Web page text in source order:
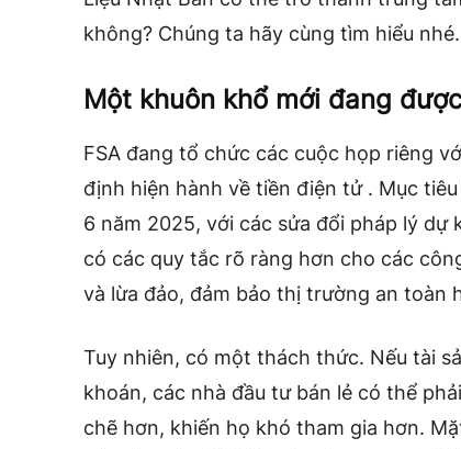
không? Chúng ta hãy cùng tìm hiểu nhé.
Một khuôn khổ mới đang
FSA đang tổ chức các cuộc họp riêng
định hiện hành về tiền điện tử . Mục
6 năm 2025, với các sửa đổi pháp lý dự
có các quy tắc rõ ràng hơn cho các
và lừa đảo, đảm bảo thị trường an toàn
Tuy nhiên, có một thách thức. Nếu tài
khoán, các nhà đầu tư bán lẻ có thể
chẽ hơn, khiến họ khó tham gia hơn.